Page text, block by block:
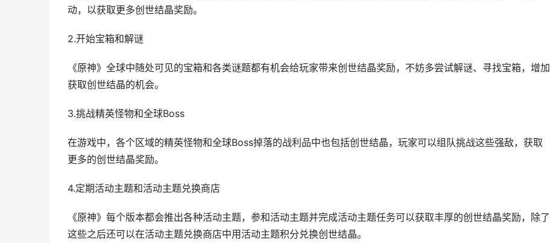
动，以获取更多创世结晶奖励。
2.开始宝箱和解谜
《原神》全球中随处可见的宝箱和各类谜题都有机会给玩家带来创世结晶奖励，不妨多尝试解谜、寻找宝箱，增加
获取创世结晶的机会。
3.挑战精英怪物和全球Boss
在游戏中，各个区域的精英怪物和全球Boss掉落的战利品中也包括创世结晶，玩家可以组队挑战这些强敌，获取
更多的创世结晶奖励。
4.定期活动主题和活动主题兑换商店
《原神》每个版本都会推出各种活动主题，参和活动主题并完成活动主题任务可以获取丰厚的创世结晶奖励，除了
这些之后还可以在活动主题兑换商店中用活动主题积分兑换创世结晶。